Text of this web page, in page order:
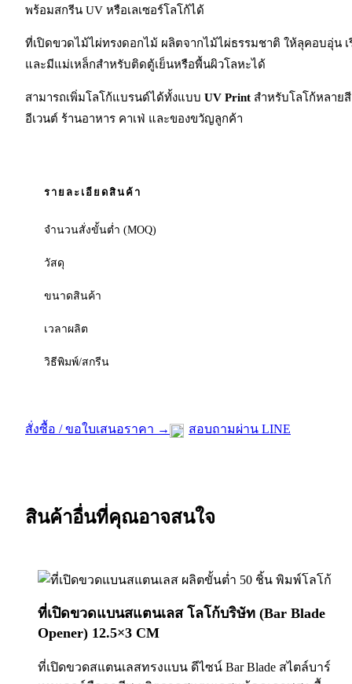
พร้อมสกรีน UV หรือเลเซอร์โลโก้ได้
ที่เปิดขวดไม้ไผ่ทรงดอกไม้ ผลิตจากไม้ไผ่ธรรมชาติ ให้ลุคอบอุ่น
และมีแม่เหล็กสำหรับติดตู้เย็นหรือพื้นผิวโลหะได้
สามารถเพิ่มโลโก้แบรนด์ได้ทั้งแบบ UV Print สำหรับโลโก้หลาย
อีเวนต์ ร้านอาหาร คาเฟ่ และของขวัญลูกค้า
รายละเอียดสินค้า
จำนวนสั่งขั้นต่ำ (MOQ)
วัสดุ
ขนาดสินค้า
เวลาผลิต
วิธีพิมพ์/สกรีน
สั่งซื้อ / ขอใบเสนอราคา → สอบถามผ่าน LINE
สินค้าอื่นที่คุณอาจสนใจ
ที่เปิดขวดแบนสแตนเลส โลโก้บริษัท (Bar Blade
Opener) 12.5×3 CM
ที่เปิดขวดสแตนเลสทรงแบน ดีไซน์ Bar Blade สไตล์บาร์